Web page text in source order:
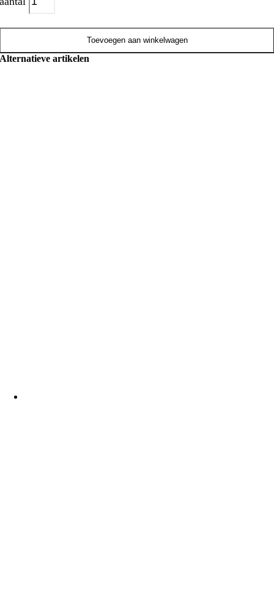
Toevoegen aan winkelwagen
Alternatieve artikelen